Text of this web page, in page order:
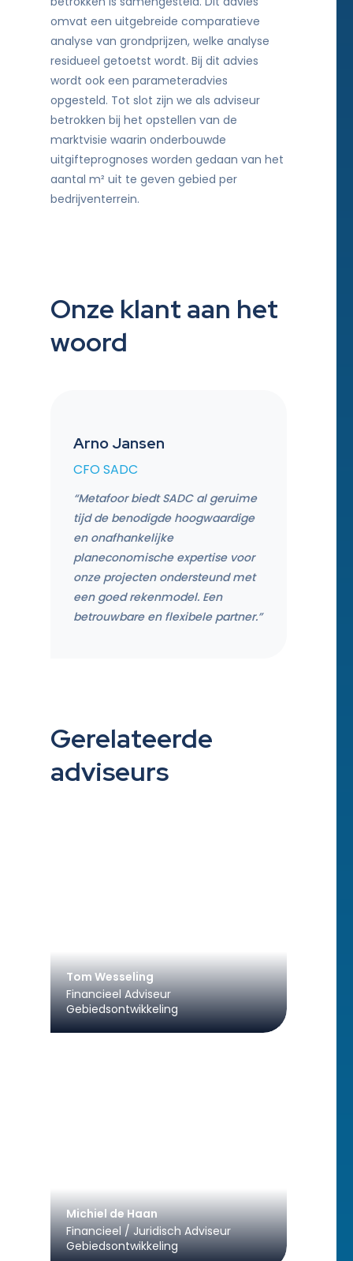
omvat een uitgebreide comparatieve
analyse van grondprijzen, welke analyse
residueel getoetst wordt. Bij dit advies
wordt ook een parameteradvies
opgesteld. Tot slot zijn we als adviseur
betrokken bij het opstellen van de
marktvisie waarin onderbouwde
uitgifteprognoses worden gedaan van het
aantal m² uit te geven gebied per
bedrijventerrein.
Onze klant aan het
woord
Arno Jansen
CFO SADC
“Metafoor biedt SADC al geruime
tijd de benodigde hoogwaardige
en onafhankelijke
planeconomische expertise voor
onze projecten ondersteund met
een goed rekenmodel. Een
betrouwbare en flexibele partner.”
Gerelateerde
adviseurs
Tom Wesseling
Financieel Adviseur
Gebiedsontwikkeling
Michiel de Haan
Financieel / Juridisch Adviseur
Gebiedsontwikkeling